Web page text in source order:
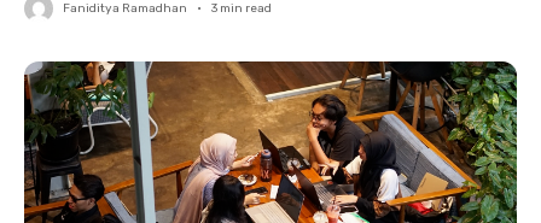
Faniditya Ramadhan • 3 min read